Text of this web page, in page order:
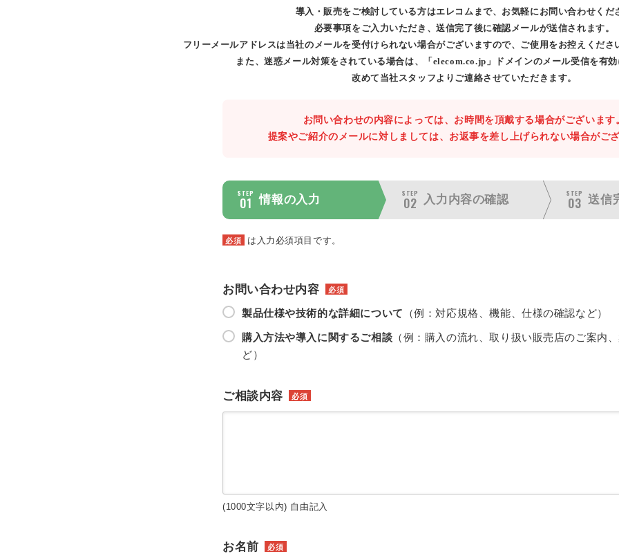
導入・販売をご検討している方はエレコムまで、お気軽にお問い合わせくだ
必要事項をご入力いただき、送信完了後に確認メールが送信されます。
フリーメールアドレスは当社のメールを受付けられない場合がございますので、ご使用をお控えくださ
また、迷惑メール対策をされている場合は、「elecom.co.jp」ドメインのメール受信を有効
改めて当社スタッフよりご連絡させていただきます。
お問い合わせの内容によっては、お時間を頂戴する場合がございます
提案やご紹介のメールに対しましては、お返事を差し上げられない場合がござ
STEP
01 情報の入力
STEP
02 入力内容の確認
STEP
03 送信
必須 は入力必須項目です。
お問い合わせ内容 必須
製品仕様や技術的な詳細について （例：対応規格、機能、仕様の確認など）
購入方法や導入に関するご相談 （例：購入の流れ、取り扱い販売店のご案内
ど）
ご相談内容 必須
(1000文字以内) 自由記入
お名前 必須